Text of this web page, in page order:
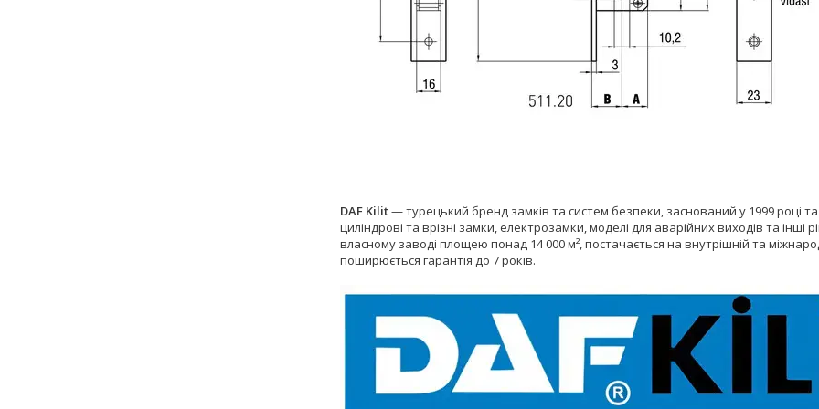
DAF Kilit— турецький бренд замків та систем безпеки, заснований у 1999 році
циліндрові та врізні замки, електрозамки, моделі для аварійних виходів та
власному заводі площею понад 14 000 м², постачається на внутрішній та
поширюється гарантія до 7 років.